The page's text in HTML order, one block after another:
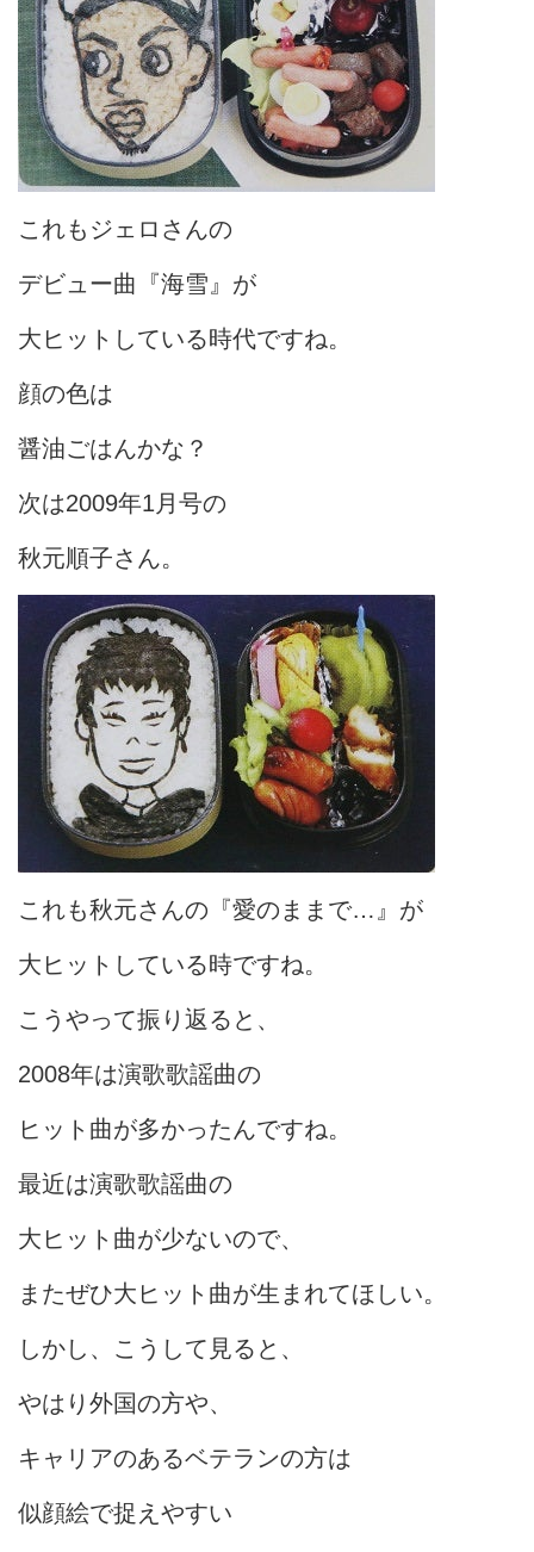
これもジェロさんの
デビュー曲『海雪』が
大ヒットしている時代ですね。
顔の色は
醤油ごはんかな？
次は2009年1月号の
秋元順子さん。
これも秋元さんの『愛のままで…』が
大ヒットしている時ですね。
こうやって振り返ると、
2008年は演歌歌謡曲の
ヒット曲が多かったんですね。
最近は演歌歌謡曲の
大ヒット曲が少ないので、
またぜひ大ヒット曲が生まれてほしい。
しかし、こうして見ると、
やはり外国の方や、
キャリアのあるベテランの方は
似顔絵で捉えやすい